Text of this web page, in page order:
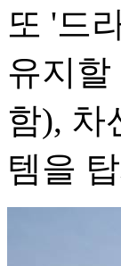
또 '드
유지
함), 차
템을